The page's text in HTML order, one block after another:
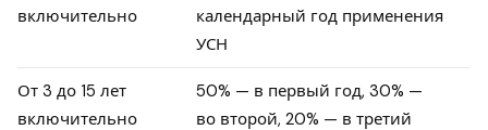
включительно
календарный год применения
УСН
От 3 до 15 лет
включительно
50% — в первый год, 30% —
во второй, 20% — в третий